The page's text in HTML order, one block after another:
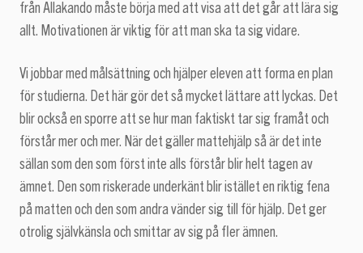
från Allakando måste börja med att visa att det går att lära sig
allt. Motivationen är viktig för att man ska ta sig vidare.
Vi jobbar med målsättning och hjälper eleven att forma en plan
för studierna. Det här gör det så mycket lättare att lyckas. Det
blir också en sporre att se hur man faktiskt tar sig framåt och
förstår mer och mer. När det gäller mattehjälp så är det inte
sällan som den som först inte alls förstår blir helt tagen av
ämnet. Den som riskerade underkänt blir istället en riktig fena
på matten och den som andra vänder sig till för hjälp. Det ger
otrolig självkänsla och smittar av sig på fler ämnen.